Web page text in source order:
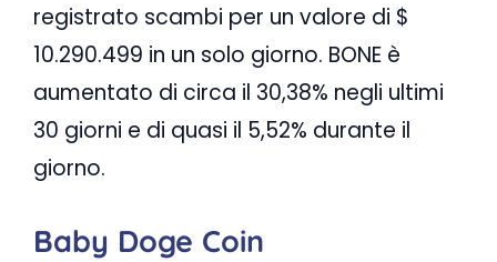
registrato scambi per un valore di $
10.290.499 in un solo giorno. BONE è
aumentato di circa il 30,38% negli ultimi
30 giorni e di quasi il 5,52% durante il
giorno.
Baby Doge Coin